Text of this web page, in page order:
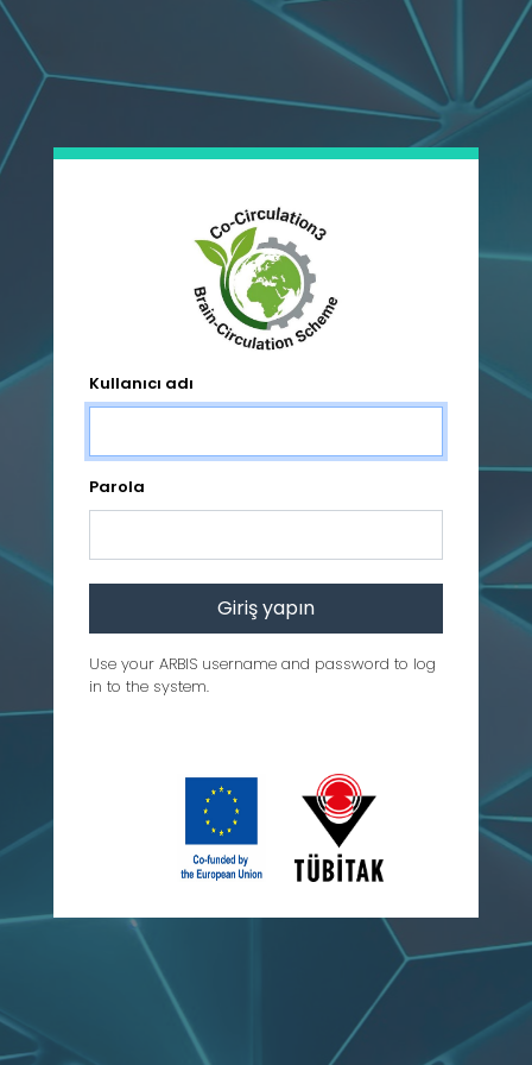
Ana içeriğe atla
Kullanıcı adı
Parola
Use your ARBIS username and password to log
in to the system.